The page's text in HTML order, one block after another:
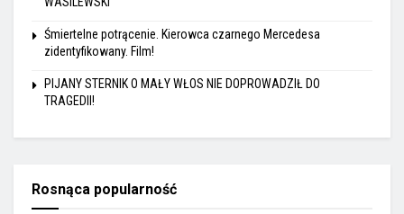
Śmiertelne potrącenie. Kierowca czarnego Mercedesa
zidentyfikowany. Film!
PIJANY STERNIK O MAŁY WŁOS NIE DOPROWADZIŁ DO
TRAGEDII!
Rosnąca popularność